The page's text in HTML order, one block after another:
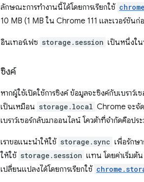
ลักษณะการทำงานนี้ได้โดยการเรียกใช้
10 MB (1 MB ใน Chrome 111 และเวอร์ชันก่
อินเทอร์เฟซ storage.session เป็นหนึ่งใน
ซิงค์
หากผู้ใช้เปิดใช้การซิงค์ ข้อมูลจะซิงค์กับเบราว์
เป็นเหมือน storage.local Chrome จะจัด
เบราว์เซอร์กลับมาออนไลน์ โควต้าที่จำกัดคือป
เราขอแนะนำให้ใช้ storage.sync เพื่อรักษ
ให้ใช้ storage.session แทน โดยค่าเริ่มต้น
เปลี่ยนแปลงได้โดยการเรียกใช้